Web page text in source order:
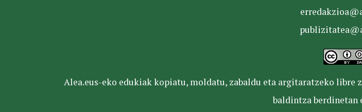
Alea.eus-eko edukiak kopiatu, moldatu, zabaldu eta argitaratzeko
baldintza berdinetan